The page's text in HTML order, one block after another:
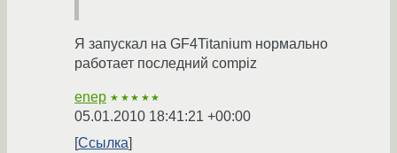
Я запускал на GF4Titanium нормально
работает последний compiz
enep ★★★★★
05.01.2010 18:41:21 +00:00
Ссылка